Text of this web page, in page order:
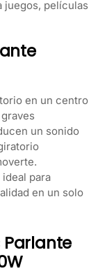
juegos, películas
en un centro
un sonido
para
en un solo
Parlante